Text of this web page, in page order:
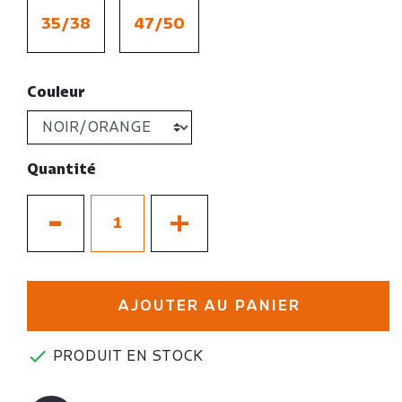
35/38 47/50
Couleur
Quantité
- +
AJOUTER AU PANIER
 PRODUIT EN STOCK